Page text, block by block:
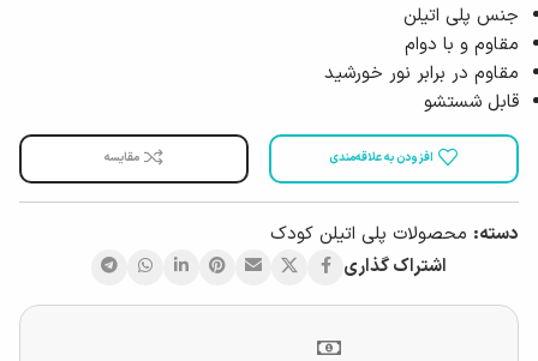
جنس پلی اتیلن
مقاوم و با دوام
مقاوم در برابر نور خورشید
قابل شستشو
افزودن به علاقه‌مندی مقایسه
دسته: محصولات پلی اتیلن کودک
اشتراک گذاری